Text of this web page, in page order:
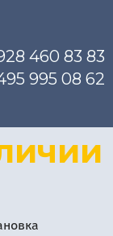
460 83 83
995 08 62